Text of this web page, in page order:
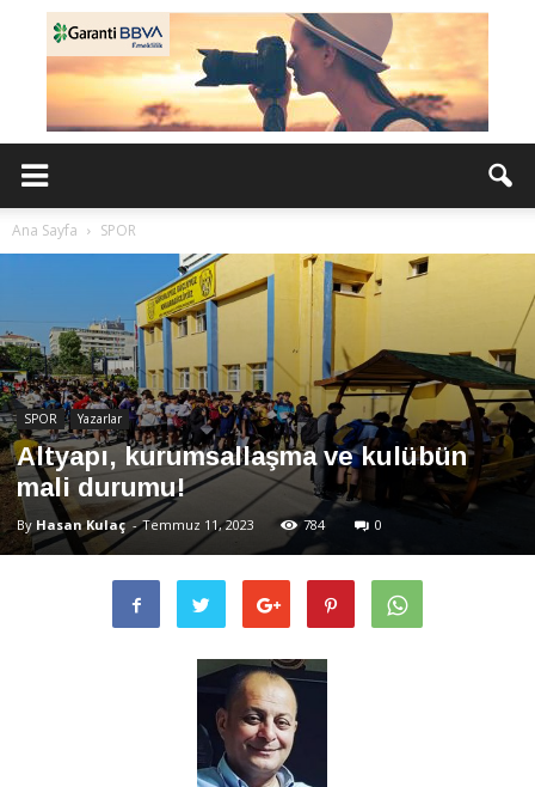
Ana Sayfa SPOR
SPOR Yazarlar
Altyapı, kurumsallaşma ve kulübün
mali durumu!
By Hasan Kulaç - Temmuz 11, 2023 784 0